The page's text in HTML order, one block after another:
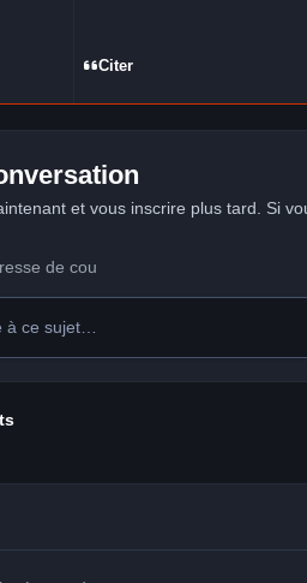
Citer
et vous inscrire plus tard. Si
à ce sujet…